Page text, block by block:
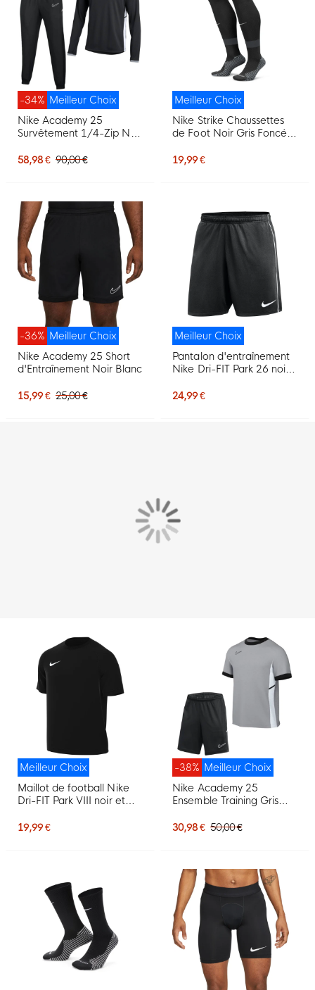
Meilleur Choix
-34%
Nike Academy 25
Survêtement 1/4-Zip Noir
58,98 € 90,00 €
Meilleur Choix
Nike Strike Chaussettes
de Foot Noir Gris Foncé
19,99 €
Meilleur Choix
-36%
Nike Academy 25 Short
d'Entraînement Noir Blanc
15,99 € 25,00 €
Meilleur Choix
Pantalon d'entraînement
Nike Dri-FIT Park 26 noir
24,99 €
Meilleur Choix
Maillot de football Nike
Dri-FIT Park VIII noir et
19,99 €
Meilleur Choix
-38%
Nike Academy 25
Ensemble Training Gris
30,98 € 50,00 €